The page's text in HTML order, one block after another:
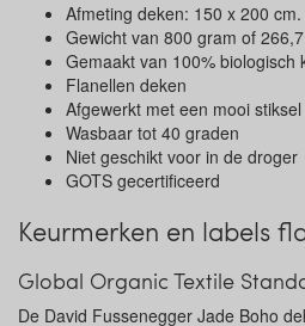
Afmeting deken: 150 x 200 cm.
Gewicht van 800 gram of
Gemaakt van 100% biologisch
Flanellen deken
Afgewerkt met een mooi stiksel
Wasbaar tot 40 graden
Niet geschikt voor in de droger
GOTS gecertificeerd
Keurmerken en labels
Global Organic Textile
De David Fussenegger Jade Boho